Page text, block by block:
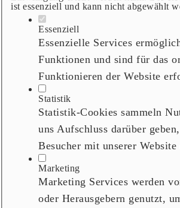
ist essenziell und kann nicht abgewählt
Essenziell
Essenzielle Services
Funktionen und sind für das
Funktionieren der Website
Statistik
Statistik-Cookies sammeln
uns Aufschluss darüber
Besucher mit unserer Website
Marketing
Marketing Services werden
oder Herausgebern genutzt,